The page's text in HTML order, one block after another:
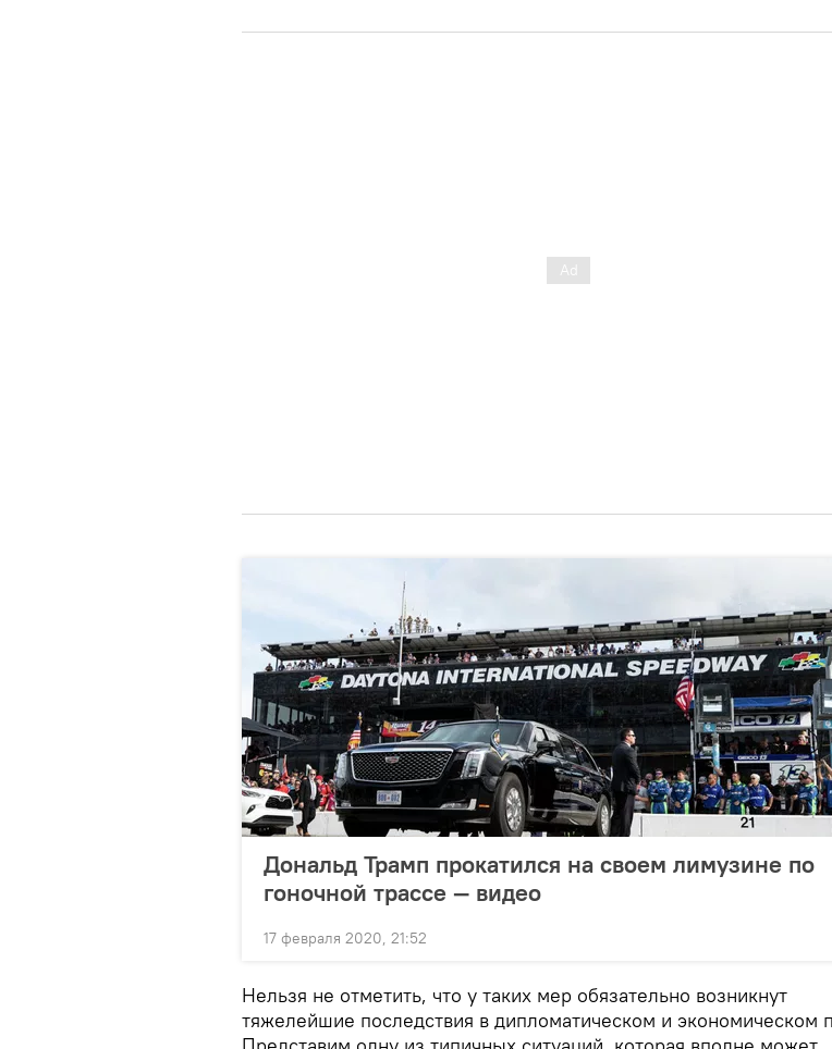
Дональд Трамп прокатился на своем лимузине по
гоночной трассе — видео
17 февраля 2020, 21:52
Нельзя не отметить, что у таких мер обязательно возникнут
тяжелейшие последствия в дипломатическом и экономическом